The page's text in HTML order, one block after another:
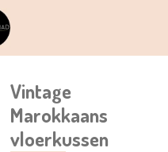
Vintage
Marokkaans
vloerkussen